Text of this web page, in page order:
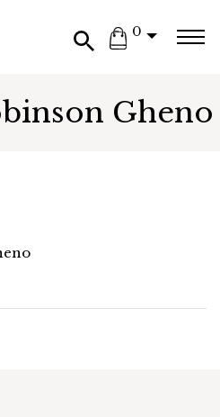
0
Gheno